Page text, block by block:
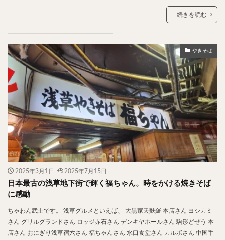
続きを読む
やきそば
2025年3月1日 2025年7月15日
日本最古の浅草地下街で輝く福ちゃん。時をかける焼きそば
に感動
ちゃわん武士です。 浅草グルメといえば、 大黒家天麩羅 本店さん ヨシカミ
さん グリルグランドさん ロッジ赤石さん デンキヤホールさん 駒形どぜう 本
店さん おにぎり浅草宿六さん 福ちゃんさん 水口食堂さん カルボさん 中国手